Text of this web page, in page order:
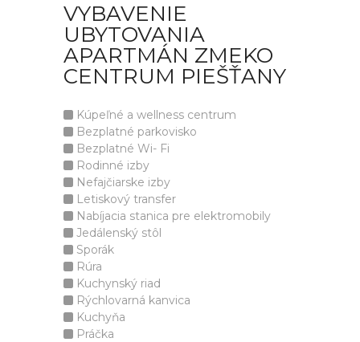
VYBAVENIE
UBYTOVANIA
APARTMÁN ZMEKO
CENTRUM PIEŠŤANY
Kúpeľné a wellness centrum
Bezplatné parkovisko
Bezplatné Wi- Fi
Rodinné izby
Nefajčiarske izby
Letiskový transfer
Nabíjacia stanica pre elektromobily
Jedálenský stôl
Sporák
Rúra
Kuchynský riad
Rýchlovarná kanvica
Kuchyňa
Práčka